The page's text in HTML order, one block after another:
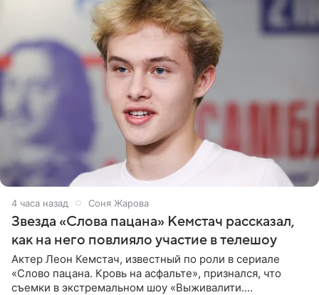
4 часа назад Соня Жарова
Звезда «Слова пацана» Кемстач рассказал,
как на него повлияло участие в телешоу
Актер Леон Кемстач, известный по роли в сериале
«Слово пацана. Кровь на асфальте», признался, что
съемки в экстремальном шоу «Выживалити.